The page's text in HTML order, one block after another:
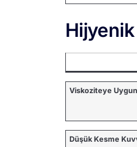
Viskoziteye
Düşük Kesme